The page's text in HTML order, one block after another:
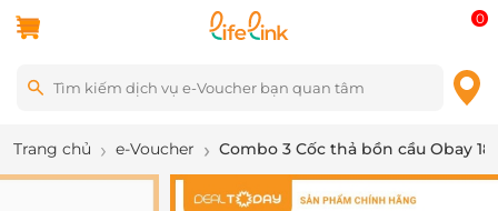
0
Trang chủ e-Voucher Combo 3 Cốc thả bồn cầu Obay